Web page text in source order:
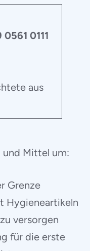
0111
aus
Mittel um:
Grenze
Hygieneartikeln
versorgen
für die erste